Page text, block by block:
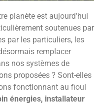
planète est aujourd’hui
soutenues par
par les particuliers, les
remplacer
nos systèmes de
proposées ? Sont-elles
fonctionnant au fioul
énergies, installateur